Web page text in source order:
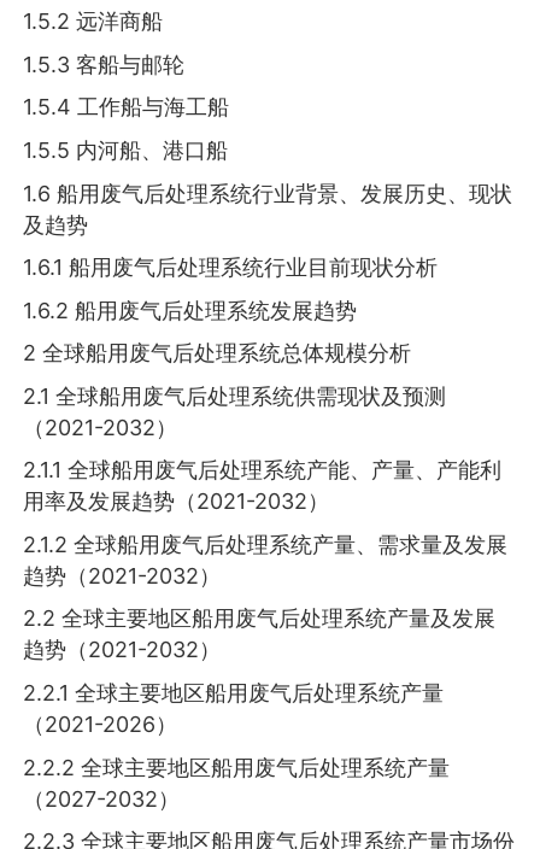
1.5.2 远洋商船
1.5.3 客船与邮轮
1.5.4 工作船与海工船
1.5.5 内河船、港口船
1.6 船用废气后处理系统行业背景、发展历史、现状
及趋势
1.6.1 船用废气后处理系统行业目前现状分析
1.6.2 船用废气后处理系统发展趋势
2 全球船用废气后处理系统总体规模分析
2.1 全球船用废气后处理系统供需现状及预测
（2021-2032）
2.1.1 全球船用废气后处理系统产能、产量、产能利
用率及发展趋势（2021-2032）
2.1.2 全球船用废气后处理系统产量、需求量及发展
趋势（2021-2032）
2.2 全球主要地区船用废气后处理系统产量及发展
趋势（2021-2032）
2.2.1 全球主要地区船用废气后处理系统产量
（2021-2026）
2.2.2 全球主要地区船用废气后处理系统产量
（2027-2032）
2.2.3 全球主要地区船用废气后处理系统产量市场份